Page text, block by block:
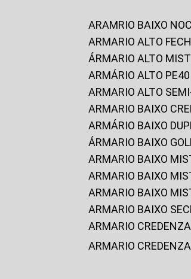
ARAMRIO BAIXO
ARMARIO ALTO
ÁRMARIO ALTO
ARMÁRIO ALTO
ARMARIO ALTO
ARMARIO BAIXO
ARMÁRIO BAIXO
ÁRMARIO BAIXO
ARMARIO BAIXO
ARMARIO BAIXO
ARMARIO BAIXO
ARMARIO BAIXO
ARMARIO
ARMARIO